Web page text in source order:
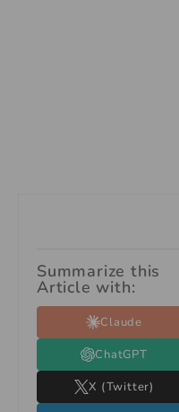
Summarize this
Article with:
Claude
ChatGPT
X (Twitter)